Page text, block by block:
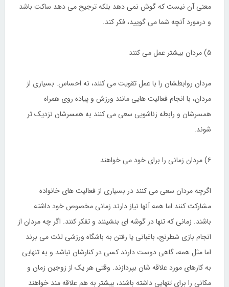
معنی آن نیست که گوش نمی دهد بلکه ترجیح می دهد ساکت باشد
و درمورد آنچه شما می گویید، فکر کند.
۵) مردان بیشتر عمل می کنند
مردان روابطشان را با عمل تقویت می کنند، نه احساس. بسیاری از
مردان، با انجام فعالیت هایی مانند ورزش و پیاده روی همراه
همسرشان و رابطه زناشویی سعی می کنند به همسرشان نزدیک تر
شوند.
۶) مردان زمانی را برای خود می خواهند
اگرچه مردان سعی می کنند در بسیاری از فعالیت های خانواده
مشارکت کنند اما همه آنها نیاز دارند زمانی مخصوص خود داشته
باشند. زمانی که تنها در گوشه ای بنشینند و تفکر کنند. اگر چه مردان از
انجام بازی شطرنج، باغبانی یا رفتن به باشگاه ورزشی لذت می برند
اما مثل همه، گاهی دوست دارند کسی در کنارشان نباشد و به تنهایی
به کارهای مورد علاقه شان بپردازند. وقتی هر یک از زوجین زمان و
مکانی را برای تنهایی داشته باشند، بیشتر به هم علاقه مند خواهند